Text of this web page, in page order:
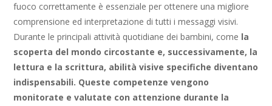
fuoco correttamente è essenziale per ottenere una migliore
comprensione ed interpretazione di tutti i messaggi visivi.
Durante le principali attività quotidiane dei bambini, come la
scoperta del mondo circostante e, successivamente, la
lettura e la scrittura, abilità visive specifiche diventano
indispensabili. Queste competenze vengono
monitorate e valutate con attenzione durante la